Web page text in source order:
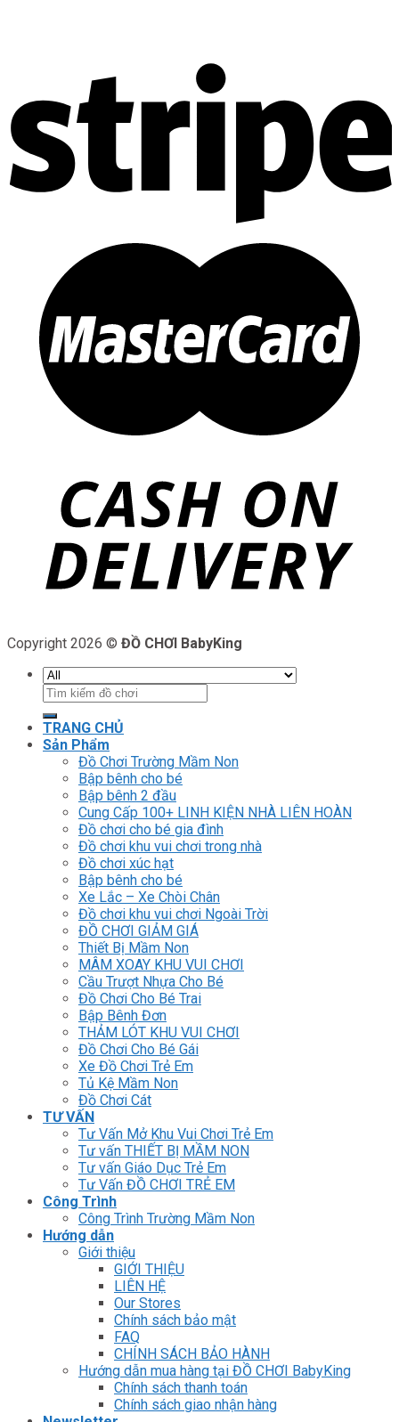
Copyright 2026 © ĐỒ CHƠI BabyKing
Tìm
kiếm:
TRANG CHỦ
Sản Phẩm
Đồ Chơi Trường Mầm Non
Bập bênh cho bé
Bập bênh 2 đầu
Cung Cấp 100+ LINH KIỆN NHÀ LIÊN HOÀN
Đồ chơi cho bé gia đình
Đồ chơi khu vui chơi trong nhà
Đồ chơi xúc hạt
Bập bênh cho bé
Xe Lắc – Xe Chòi Chân
Đồ chơi khu vui chơi Ngoài Trời
ĐỒ CHƠI GIẢM GIÁ
Thiết Bị Mầm Non
MÂM XOAY KHU VUI CHƠI
Cầu Trượt Nhựa Cho Bé
Đồ Chơi Cho Bé Trai
Bập Bênh Đơn
THẢM LÓT KHU VUI CHƠI
Đồ Chơi Cho Bé Gái
Xe Đồ Chơi Trẻ Em
Tủ Kệ Mầm Non
Đồ Chơi Cát
TƯ VẤN
Tư Vấn Mở Khu Vui Chơi Trẻ Em
Tư vấn THIẾT BỊ MẦM NON
Tư vấn Giáo Dục Trẻ Em
Tư Vấn ĐỒ CHƠI TRẺ EM
Công Trình
Công Trình Trường Mầm Non
Hướng dẫn
Giới thiệu
GIỚI THIỆU
LIÊN HỆ
Our Stores
Chính sách bảo mật
FAQ
CHÍNH SÁCH BẢO HÀNH
Hướng dẫn mua hàng tại ĐỒ CHƠI BabyKing
Chính sách thanh toán
Chính sách giao nhận hàng